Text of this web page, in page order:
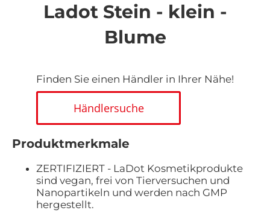
BildgalerieLadot Stein - klein -
Blume
Finden Sie einen Händler in Ihrer Nähe!
Händlersuche
Produktmerkmale
ZERTIFIZIERT - LaDot Kosmetikprodukte
sind vegan, frei von Tierversuchen und
Nanopartikeln und werden nach GMP
hergestellt.